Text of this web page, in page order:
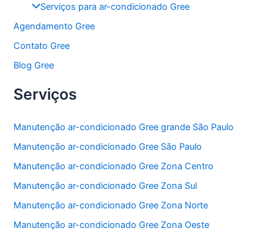
Serviços para ar-condicionado Gree
Agendamento Gree
Contato Gree
Blog Gree
Serviços
Manutenção ar-condicionado Gree grande São Paulo
Manutenção ar-condicionado Gree São Paulo
Manutenção ar-condicionado Gree Zona Centro
Manutenção ar-condicionado Gree Zona Sul
Manutenção ar-condicionado Gree Zona Norte
Manutenção ar-condicionado Gree Zona Oeste